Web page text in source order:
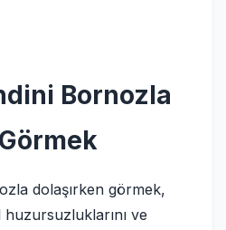
Bornozla
Görmek
dolaşırken görmek,
ve